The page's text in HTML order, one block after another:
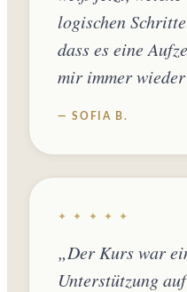
logischen
dass es eine
mir immer
— SOFIA B.
✦ ✦ ✦ ✦ ✦
„Der Kurs war
Unterstützung